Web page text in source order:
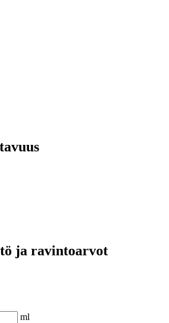
ja ravintoarvot
ml